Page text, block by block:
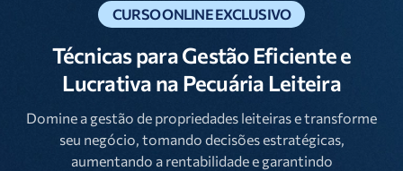
CURSO ONLINE EXCLUSIVO
Técnicas para Gestão Eficiente e
Lucrativa na Pecuária Leiteira
Domine a gestão de propriedades leiteiras e transforme
seu negócio, tomando decisões estratégicas,
aumentando a rentabilidade e garantindo